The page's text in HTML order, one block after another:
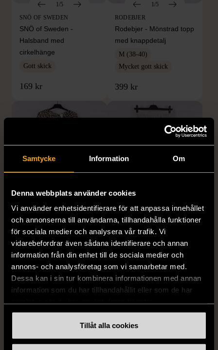
Samtycke Information Om
Denna webbplats använder cookies
Vi använder enhetsidentifierare för att anpassa innehållet
och annonserna till användarna, tillhandahålla funktioner
för sociala medier och analysera vår trafik. Vi
vidarebefordrar även sådana identifierare och annan
information från din enhet till de sociala medier och
annons- och analysföretag som vi samarbetar med.
Dessa kan i sin tur kombinera informationen med annan
information som du har tillhandahållit eller som de har
Tillåt alla cookies
1/5
SNÖ OF SWEDEN
SNÖ of Sweden -
Halsband med
cirkelhänge
Gott skick
169 kr
1/5
RODEBJER
Rodebjer - Mönstrad topp
med knappdetalj
M (38-40)
Mycket gott skick
399 kr
1/5
H&M
H&M - Leopardmönstrad
volangklänning
XS (32-34) Nytt skick
99 kr
H&M
H&M - Plisserad midikjol
med resårmidja -
Salviagrön
M (38-40) Gott skick
129 kr